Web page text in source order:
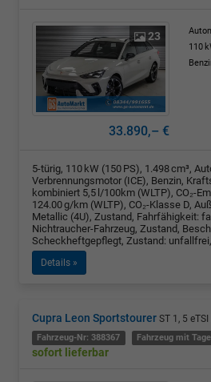
23
110
33.890,– €
5-türig, 110 kW (150 PS), 1.498 cm³,
Verbrennungsmotor (ICE), Benzin,
kombiniert 5,5 l/100km (WLTP), CO₂-
124.00 g/km (WLTP), CO₂-Klasse D,
Metallic (4U), Zustand, Fahrfähigkeit:
Nichtraucher-Fahrzeug, Zustand,
Scheckheftgepflegt, Zustand:
Details »
Cupra Leon Sportstourer ST 1, 5
Fahrzeug-Nr: 388367 Fahrzeug mit
sofort lieferbar